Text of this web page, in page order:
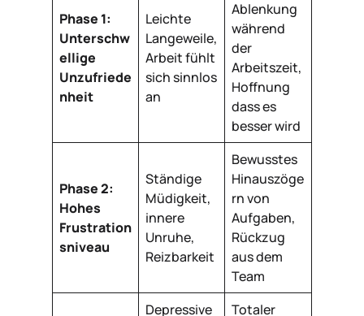
Phase 1:
Unterschw
ellige
Unzufriede
nheit
Leichte
Langeweile,
Arbeit fühlt
sich sinnlos
an
Ablenkung
während
der
Arbeitszeit,
Hoffnung
dass es
besser wird
Phase 2:
Hohes
Frustration
sniveau
Ständige
Müdigkeit,
innere
Unruhe,
Reizbarkeit
Bewusstes
Hinauszöge
rn von
Aufgaben,
Rückzug
aus dem
Team
Depressive
Totaler